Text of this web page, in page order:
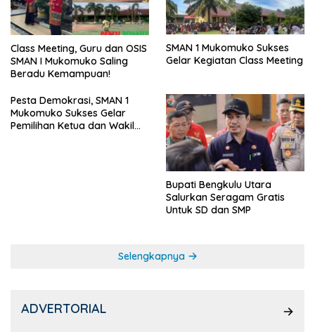
Class Meeting, Guru dan OSIS
SMAN I Mukomuko Saling
Beradu Kemampuan!
SMAN 1 Mukomuko Sukses
Gelar Kegiatan Class Meeting
Pesta Demokrasi, SMAN 1
Mukomuko Sukses Gelar
Pemilihan Ketua dan Wakil
Bupati Bengkulu Utara
Salurkan Seragam Gratis
Untuk SD dan SMP
Selengkapnya
ADVERTORIAL